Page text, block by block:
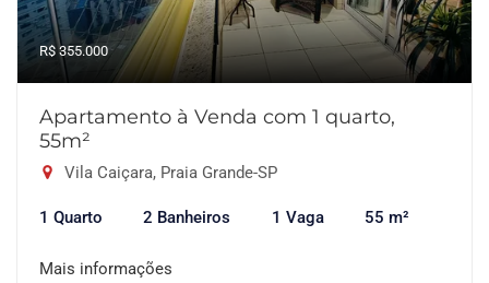
R$ 355.000
Apartamento à Venda com 1 quarto,
55m²
Vila Caiçara, Praia Grande-SP
1 Quarto 2 Banheiros 1 Vaga 55 m²
Mais informações